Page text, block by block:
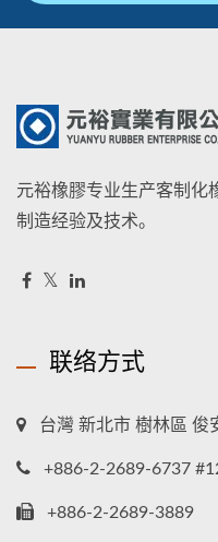
元裕橡膠专业生产客制化
制造经验及技术。
联络方式
台灣 新北市 樹林區 俊
+886-2-2689-6737
+886-2-2689-3889